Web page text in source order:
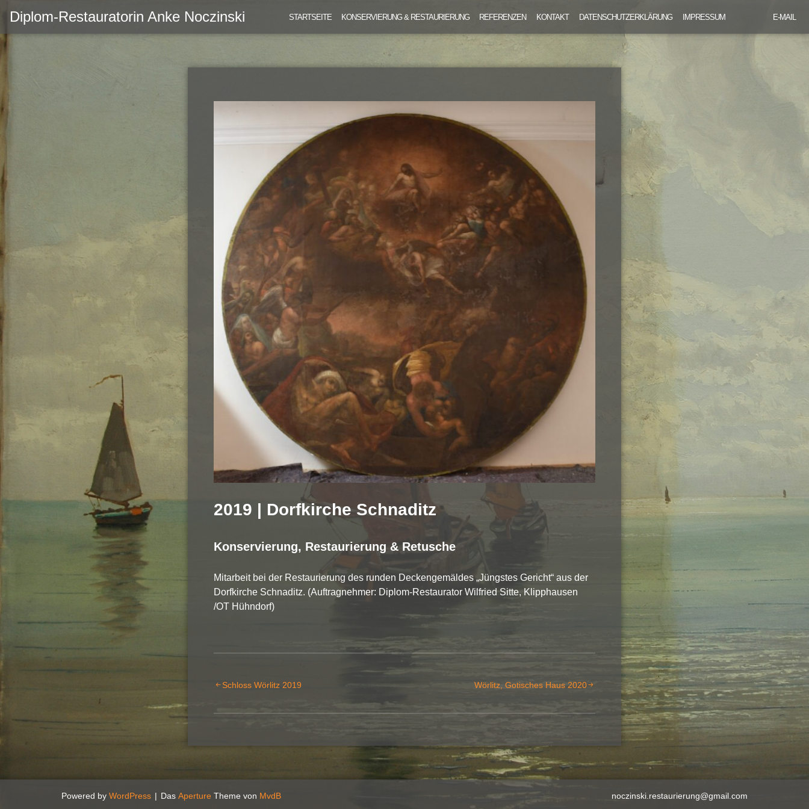
Inhalt
springen
Diplom-Restauratorin Anke Noczinski STARTSEITE KONSERVIERUNG & RESTAURIERUNG REFERENZEN KONTAKT DATENSCHUTZERKLÄRUNG IMPRESSUM E-MAIL
2019 | Dorfkirche Schnaditz
Konservierung, Restaurierung & Retusche
Mitarbeit bei der Restaurierung des runden Deckengemäldes „Jüngstes Gericht“ aus der
Dorfkirche Schnaditz. (Auftragnehmer: Diplom-Restaurator Wilfried Sitte, Klipphausen
/OT Hühndorf)
Beitragsnavigation
Schloss Wörlitz 2019 Wörlitz, Gotisches Haus 2020
Powered by WordPress | DasAperture Theme von MvdB noczinski.restaurierung@gmail.com